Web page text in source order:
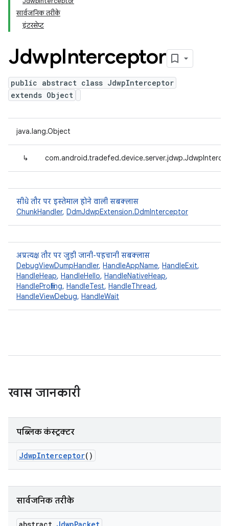
सार्वजनिक तरीके
इंटरसेप्ट
JdwpInterceptor
public abstract class JdwpInterceptor
extends Object
java.lang.Object
↳
सीधे तौर पर इस्तेमाल होने वाली सबक्लास
ChunkHandler, DdmJdwpExtension.DdmInterceptor
अप्रत्यक्ष तौर पर जुड़ी जानी-पहचानी सबक्लास
DebugViewDumpHandler, HandleAppName, HandleExit,
HandleHeap, HandleHello, HandleNativeHeap,
HandleProfiling, HandleTest, HandleThread,
HandleViewDebug, HandleWait
खास जानकारी
पब्लिक कंस्ट्रक्टर
JdwpInterceptor()
सार्वजनिक तरीके